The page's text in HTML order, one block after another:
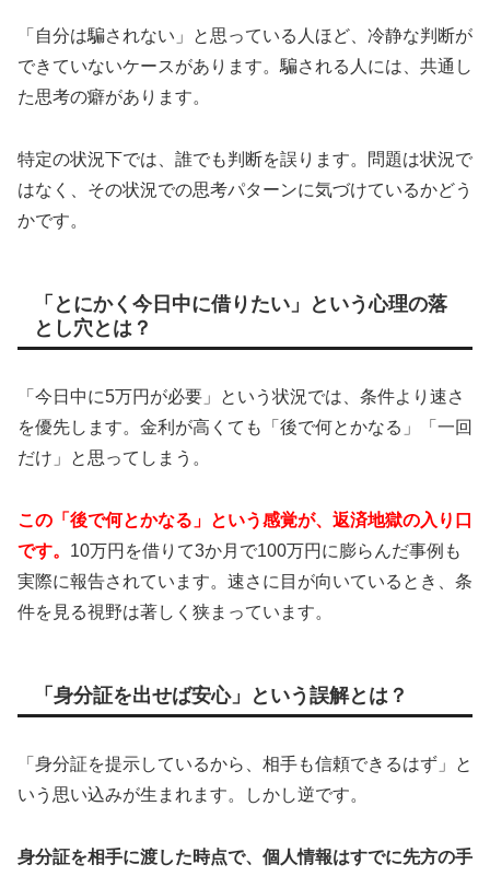
「自分は騙されない」と思っている人ほど、冷静な判断が
できていないケースがあります。騙される人には、共通し
た思考の癖があります。
特定の状況下では、誰でも判断を誤ります。問題は状況で
はなく、その状況での思考パターンに気づけているかどう
かです。
「とにかく今日中に借りたい」という心理の落
とし穴とは？
「今日中に5万円が必要」という状況では、条件より速さ
を優先します。金利が高くても「後で何とかなる」「一回
だけ」と思ってしまう。
この「後で何とかなる」という感覚が、返済地獄の入り口
です。 10万円を借りて3か月で100万円に膨らんだ事例も
実際に報告されています。速さに目が向いているとき、条
件を見る視野は著しく狭まっています。
「身分証を出せば安心」という誤解とは？
「身分証を提示しているから、相手も信頼できるはず」と
いう思い込みが生まれます。しかし逆です。
身分証を相手に渡した時点で、個人情報はすでに先方の手